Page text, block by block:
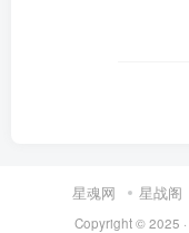
星魂网 星战阁
Copyright © 2025 ·